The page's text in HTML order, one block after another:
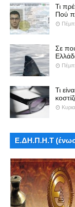
Τι
Πού
Σε
Τι
Ε.ΔΗ.Π.Η.Τ